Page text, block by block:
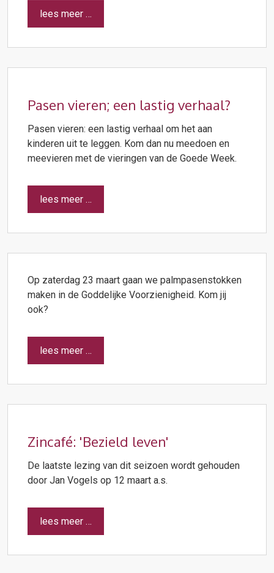
lees meer …
Pasen vieren; een lastig verhaal?
Pasen vieren: een lastig verhaal om het aan
kinderen uit te leggen. Kom dan nu meedoen en
meevieren met de vieringen van de Goede Week.
lees meer …
Op zaterdag 23 maart gaan we palmpasenstokken
maken in de Goddelijke Voorzienigheid. Kom jij
ook?
lees meer …
Zincafé: 'Bezield leven'
De laatste lezing van dit seizoen wordt gehouden
door Jan Vogels op 12 maart a.s.
lees meer …